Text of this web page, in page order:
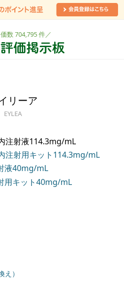
数 704,795 件／
リーア
EYLEA
注射液114.3mg/mL
注射用キット114.3mg/mL
液40mg/mL
用キット40mg/mL
）